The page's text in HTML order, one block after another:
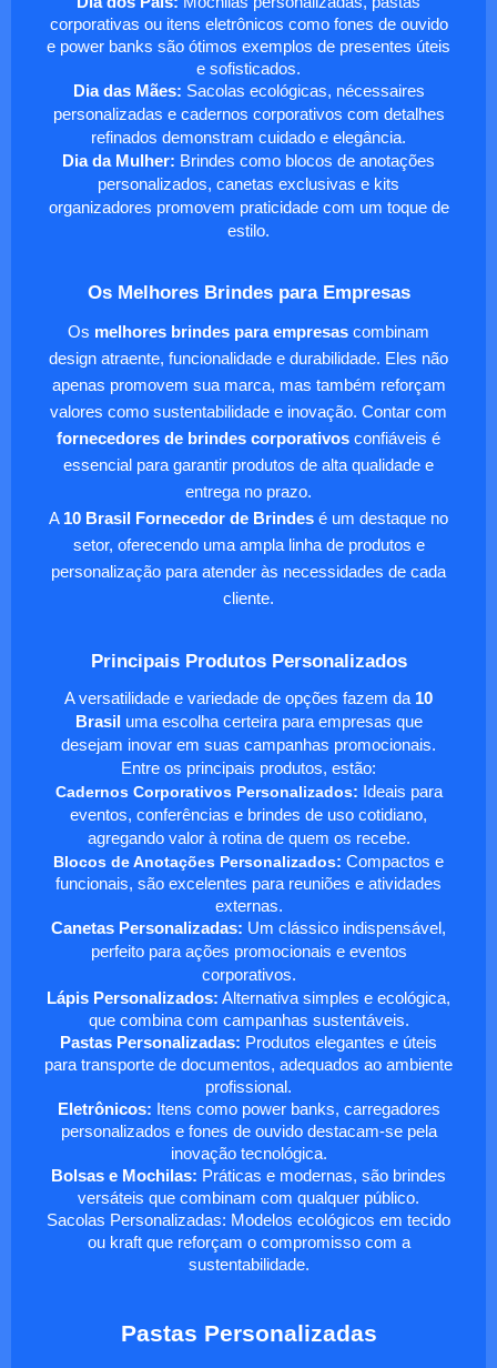
corporativas ou itens eletrônicos como fones de ouvido
e power banks são ótimos exemplos de presentes úteis
e sofisticados.
Dia das Mães: Sacolas ecológicas, nécessaires
personalizadas e cadernos corporativos com detalhes
refinados demonstram cuidado e elegância.
Dia da Mulher: Brindes como blocos de anotações
personalizados, canetas exclusivas e kits
organizadores promovem praticidade com um toque de
estilo.
Os Melhores Brindes para Empresas
Os melhores brindes para empresas combinam
design atraente, funcionalidade e durabilidade. Eles não
apenas promovem sua marca, mas também reforçam
valores como sustentabilidade e inovação. Contar com
fornecedores de brindes corporativos confiáveis é
essencial para garantir produtos de alta qualidade e
entrega no prazo.
A 10 Brasil Fornecedor de Brindes é um destaque no
setor, oferecendo uma ampla linha de produtos e
personalização para atender às necessidades de cada
cliente.
Principais Produtos Personalizados
A versatilidade e variedade de opções fazem da 10
Brasil uma escolha certeira para empresas que
desejam inovar em suas campanhas promocionais.
Entre os principais produtos, estão:
Cadernos Corporativos Personalizados: Ideais para
eventos, conferências e brindes de uso cotidiano,
agregando valor à rotina de quem os recebe.
Blocos de Anotações Personalizados: Compactos e
funcionais, são excelentes para reuniões e atividades
externas.
Canetas Personalizadas: Um clássico indispensável,
perfeito para ações promocionais e eventos
corporativos.
Lápis Personalizados: Alternativa simples e ecológica,
que combina com campanhas sustentáveis.
Pastas Personalizadas: Produtos elegantes e úteis
para transporte de documentos, adequados ao ambiente
profissional.
Eletrônicos: Itens como power banks, carregadores
personalizados e fones de ouvido destacam-se pela
inovação tecnológica.
Bolsas e Mochilas: Práticas e modernas, são brindes
versáteis que combinam com qualquer público.
Sacolas Personalizadas: Modelos ecológicos em tecido
ou kraft que reforçam o compromisso com a
sustentabilidade.
Pastas Personalizadas